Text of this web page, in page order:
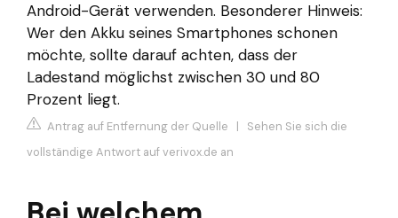
Android-Gerät verwenden. Besonderer Hinweis:
Wer den Akku seines Smartphones schonen
möchte, sollte darauf achten, dass der
Ladestand möglichst zwischen 30 und 80
Prozent liegt.
Antrag auf Entfernung der Quelle | Sehen Sie sich die
vollständige Antwort auf verivox.de an